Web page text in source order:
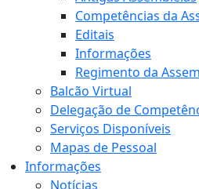
Competências da
Editais
Informações
Regimento da
Balcão Virtual
Delegação de
Serviços Disponíveis
Mapas de Pessoal
Informações
Notícias